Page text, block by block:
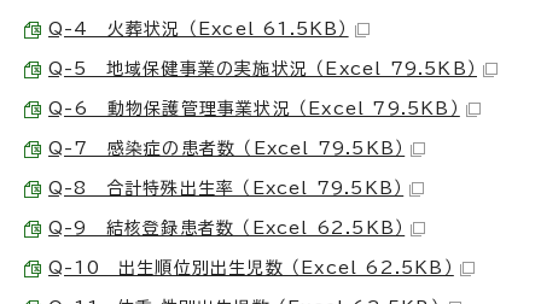
Q-4 火葬状況 （Excel 61.5KB）
Q-5 地域保健事業の実施状況 （Excel 79.5KB）
Q-6 動物保護管理事業状況 （Excel 79.5KB）
Q-7 感染症の患者数 （Excel 79.5KB）
Q-8 合計特殊出生率 （Excel 79.5KB）
Q-9 結核登録患者数 （Excel 62.5KB）
Q-10 出生順位別出生児数 （Excel 62.5KB）